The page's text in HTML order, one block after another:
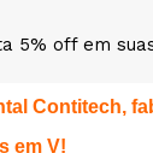
5V
B
5% off em
Contitech,
em V!